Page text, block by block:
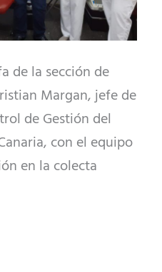
de la sección de
Margan, jefe de
de Gestión del
con el equipo
en la colecta